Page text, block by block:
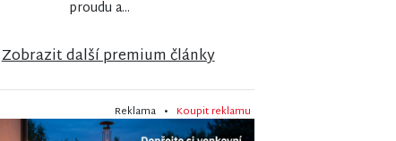
proudu a...
Zobrazit další premium články
Reklama • Koupit reklamu